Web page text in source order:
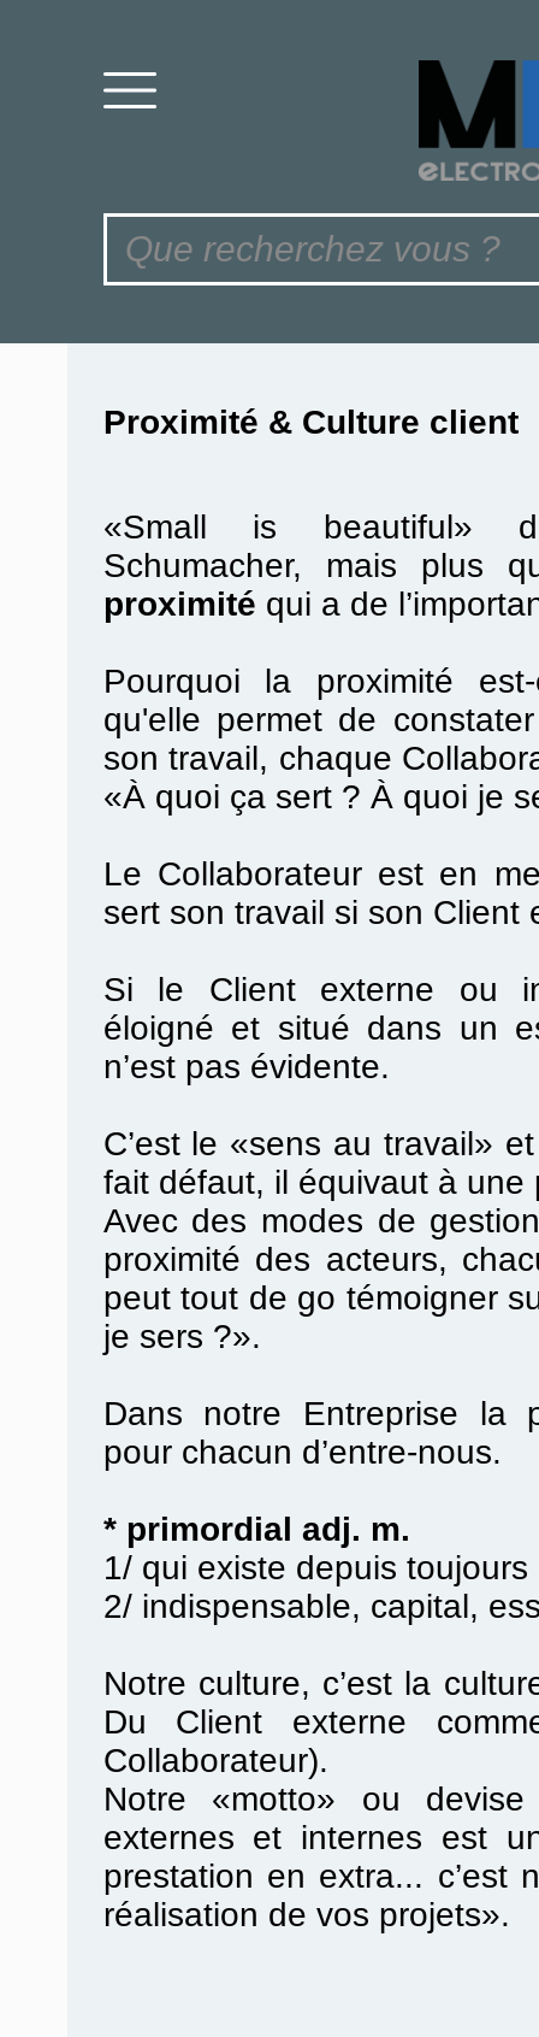
Proximité & Culture client
«Small is beautiful»
Schumacher, mais plus
proximité qui a de
Pourquoi la proximité
qu'elle permet de
son travail, chaque
«À quoi ça sert ? À quoi je
Le Collaborateur est en
sert son travail si son Client
Si le Client externe ou
éloigné et situé dans un
n’est pas évidente.
C’est le «sens au travail»
fait défaut, il équivaut à une
Avec des modes de
proximité des acteurs,
peut tout de go témoigner
je sers ?».
Dans notre Entreprise la
pour chacun d’entre-nous.
* primordial adj. m.
1/ qui existe depuis toujours
2/ indispensable, capital,
Notre culture, c’est la
Du Client externe
Collaborateur).
Notre «motto» ou
externes et internes est
prestation en extra... c’est
réalisation de vos projets».